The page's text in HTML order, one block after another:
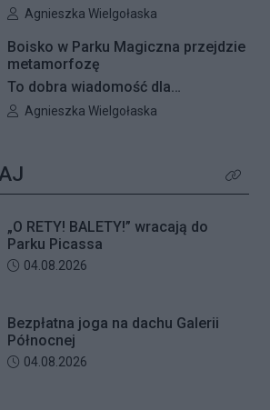
atmosfera ponownie zagoszczą w
rozpocznie się VII edycja
plenerowych potańcówek „O RETY!
Autor artykułu:
Agnieszka Wielgołaska
Boisko w Parku Magiczna przejdzie
metamorfozę
To dobra wiadomość dla
mieszkańców Białołęki i miłośników
zostanie kompleksowo
zmodernizowane.
Autor artykułu:
Agnieszka Wielgołaska
Kliknij
„O RETY! BALETY!” wracają do
Parku Picassa
Data dodania artykułu:
04.08.2026
Bezpłatna joga na dachu Galerii
Północnej
Data dodania artykułu:
04.08.2026